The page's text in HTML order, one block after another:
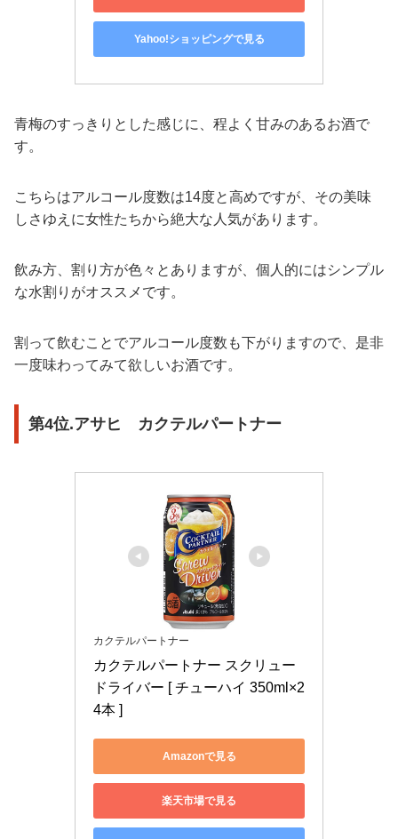
Yahoo!ショッピングで見る
青梅のすっきりとした感じに、程よく甘みのあるお酒で
す。
こちらはアルコール度数は14度と高めですが、その美味
しさゆえに女性たちから絶大な人気があります。
飲み方、割り方が色々とありますが、個人的にはシンプル
な水割りがオススメです。
割って飲むことでアルコール度数も下がりますので、是非
一度味わってみて欲しいお酒です。
第4位.アサヒ カクテルパートナー
カクテルパートナー
カクテルパートナー スクリュー
ドライバー [ チューハイ 350ml×2
4本 ]
Amazonで見る
楽天市場で見る